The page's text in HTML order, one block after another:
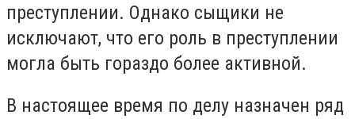
преступлении. Однако сыщики не
исключают, что его роль в преступлении
могла быть гораздо более активной.
В настоящее время по делу назначен ряд